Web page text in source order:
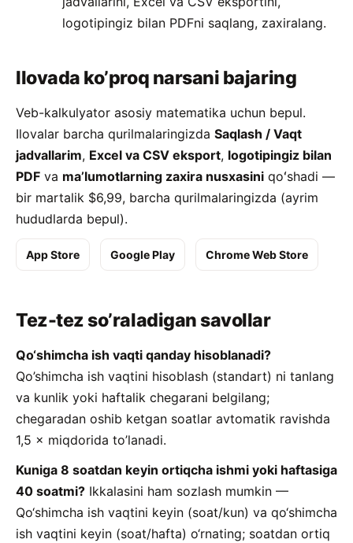
logotipingiz bilan PDFni saqlang, zaxiralang.
Ilovada ko’proq narsani bajaring
Veb-kalkulyator asosiy matematika uchun bepul.
Ilovalar barcha qurilmalaringizda Saqlash / Vaqt
jadvallarim, Excel va CSV eksport, logotipingiz bilan
PDF va maʼlumotlarning zaxira nusxasini qoʻshadi —
bir martalik $6,99, barcha qurilmalaringizda (ayrim
hududlarda bepul).
App Store Google Play Chrome Web Store
Tez-tez so’raladigan savollar
Qo‘shimcha ish vaqti qanday hisoblanadi?
Qo’shimcha ish vaqtini hisoblash (standart) ni tanlang
va kunlik yoki haftalik chegarani belgilang;
chegaradan oshib ketgan soatlar avtomatik ravishda
1,5 × miqdorida to’lanadi.
Kuniga 8 soatdan keyin ortiqcha ishmi yoki haftasiga
40 soatmi? Ikkalasini ham sozlash mumkin —
Qo‘shimcha ish vaqtini keyin (soat/kun) va qo‘shimcha
ish vaqtini keyin (soat/hafta) o‘rnating; soatdan ortiq